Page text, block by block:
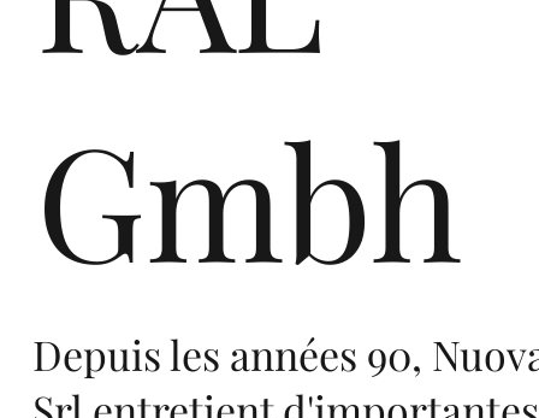
Gmbh
Depuis les années 90,
Eu
ro